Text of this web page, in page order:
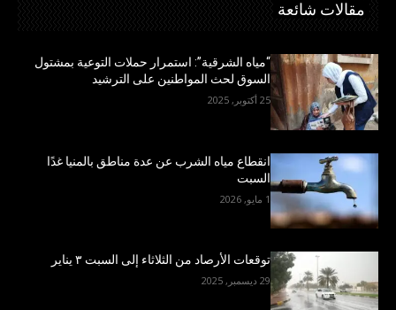
مقالات شائعة
“مياه الشرقية”: استمرار حملات التوعية بمشتول
السوق لحث المواطنين على الترشيد
25 أكتوبر, 2025
انقطاع مياه الشرب عن عدة مناطق بالمنيا غدًا
السبت
1 مايو, 2026
توقعات الأرصاد من الثلاثاء إلى السبت ٣ يناير
29 ديسمبر, 2025